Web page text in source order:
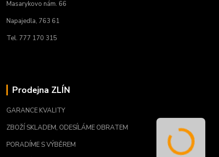
Masarykovo nám. 66
Napajedla, 763 61
Tel. 777 170 315
Prodejna ZLÍN
GARANCE KVALITY
ZBOŽÍ SKLADEM, ODESÍLÁME OBRATEM
PORADÍME S VÝBĚREM